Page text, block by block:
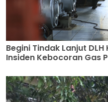
Begini Tindak Lanjut
Insiden Kebocoran Gas